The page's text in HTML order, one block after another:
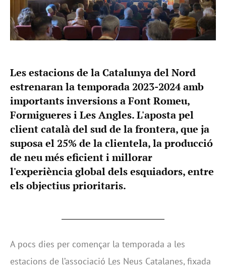
Les estacions de la Catalunya del Nord
estrenaran la temporada 2023-2024 amb
importants inversions a Font Romeu,
Formigueres i Les Angles. L'aposta pel
client català del sud de la frontera, que ja
suposa el 25% de la clientela, la producció
de neu més eficient i millorar
l'experiència global dels esquiadors, entre
els objectius prioritaris.
A pocs dies per començar la temporada a les
estacions de l’associació Les Neus Catalanes, fixada